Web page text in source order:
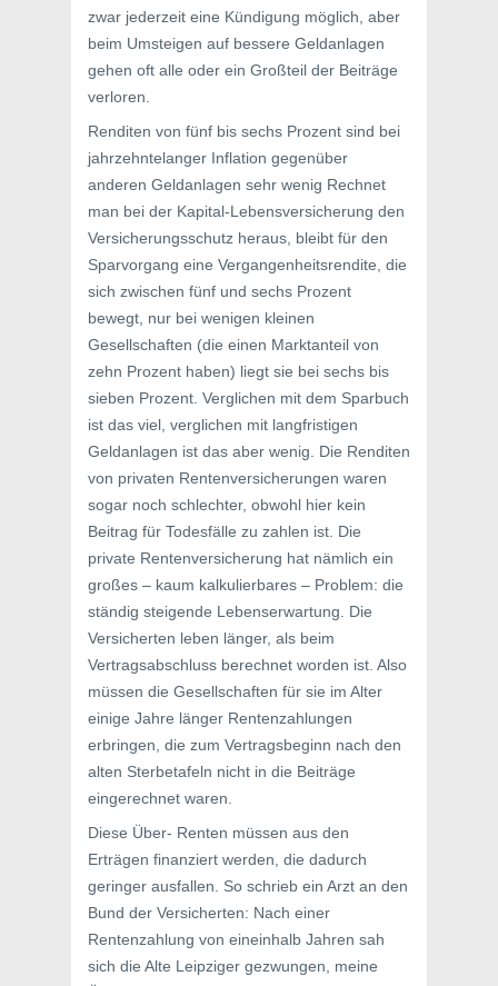
zwar jederzeit eine Kündigung möglich, aber
beim Umsteigen auf bessere Geldanlagen
gehen oft alle oder ein Großteil der Beiträge
verloren.
Renditen von fünf bis sechs Prozent sind bei
jahrzehntelanger Inflation gegenüber
anderen Geldanlagen sehr wenig Rechnet
man bei der Kapital-Lebensversicherung den
Versicherungsschutz heraus, bleibt für den
Sparvorgang eine Vergangenheitsrendite, die
sich zwischen fünf und sechs Prozent
bewegt, nur bei wenigen kleinen
Gesellschaften (die einen Marktanteil von
zehn Prozent haben) liegt sie bei sechs bis
sieben Prozent. Verglichen mit dem Sparbuch
ist das viel, verglichen mit langfristigen
Geldanlagen ist das aber wenig. Die Renditen
von privaten Rentenversicherungen waren
sogar noch schlechter, obwohl hier kein
Beitrag für Todesfälle zu zahlen ist. Die
private Rentenversicherung hat nämlich ein
großes – kaum kalkulierbares – Problem: die
ständig steigende Lebenserwartung. Die
Versicherten leben länger, als beim
Vertragsabschluss berechnet worden ist. Also
müssen die Gesellschaften für sie im Alter
einige Jahre länger Rentenzahlungen
erbringen, die zum Vertragsbeginn nach den
alten Sterbetafeln nicht in die Beiträge
eingerechnet waren.
Diese Über- Renten müssen aus den
Erträgen finanziert werden, die dadurch
geringer ausfallen. So schrieb ein Arzt an den
Bund der Versicherten: Nach einer
Rentenzahlung von eineinhalb Jahren sah
sich die Alte Leipziger gezwungen, meine